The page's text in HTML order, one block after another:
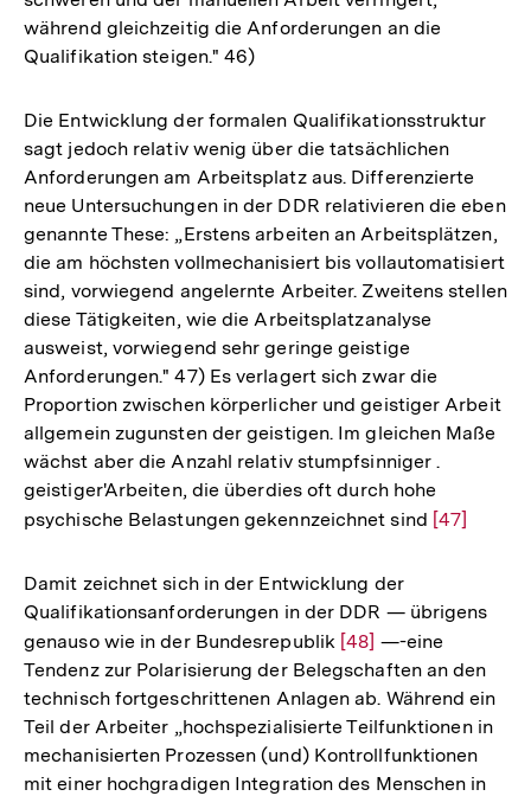
während gleichzeitig die Anforderungen an die
Qualifikation steigen." 46)
Die Entwicklung der formalen Qualifikationsstruktur
sagt jedoch relativ wenig über die tatsächlichen
Anforderungen am Arbeitsplatz aus. Differenzierte
neue Untersuchungen in der DDR relativieren die eben
genannte These: „Erstens arbeiten an Arbeitsplätzen,
die am höchsten vollmechanisiert bis vollautomatisiert
sind, vorwiegend angelernte Arbeiter. Zweitens stellen
diese Tätigkeiten, wie die Arbeitsplatzanalyse
ausweist, vorwiegend sehr geringe geistige
Anforderungen." 47) Es verlagert sich zwar die
Proportion zwischen körperlicher und geistiger Arbeit
allgemein zugunsten der geistigen. Im gleichen Maße
wächst aber die Anzahl relativ stumpfsinniger .
geistiger'Arbeiten, die überdies oft durch hohe
psychische Belastungen gekennzeichnet sind Zur
Fußnote
[47]
Damit zeichnet sich in der Entwicklung der
Qualifikationsanforderungen in der DDR — übrigens
genauso wie in der Bundesrepublik Zur
Auflösung
der
Fußnote
[48] —-eine
Tendenz zur Polarisierung der Belegschaften an den
technisch fortgeschrittenen Anlagen ab. Während ein
Teil der Arbeiter „hochspezialisierte Teilfunktionen in
mechanisierten Prozessen (und) Kontrollfunktionen
mit einer hochgradigen Integration des Menschen in